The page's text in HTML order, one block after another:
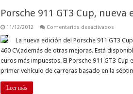
Porsche 911 GT3 Cup, nueva
11/12/2012 Comentarios desactivadosen
911
Cup,
nueva
edición
La nueva edición del Porsche 911 GT3
460 CV,además de otras mejoras. Está
euros más impuestos. El Porsche 911 GT3
primer vehículo de carreras basado en la
Leer más